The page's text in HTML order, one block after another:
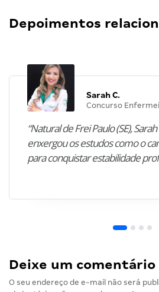
Depoimentos
Sarah C.
Concurso
“Natural de Frei Paulo (SE),
enxergou os estudos como o
para conquistar estabilidade
Deixe um comentário
O seu endereço de e-mail não será